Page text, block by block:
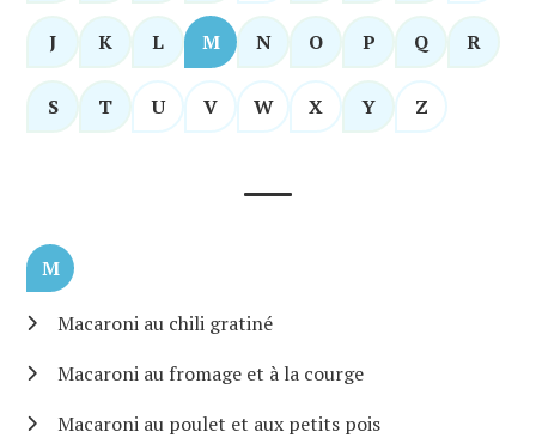
J K L M N O P Q R
S T U V W X Y Z
M
Macaroni au chili gratiné
Macaroni au fromage et à la courge
Macaroni au poulet et aux petits pois